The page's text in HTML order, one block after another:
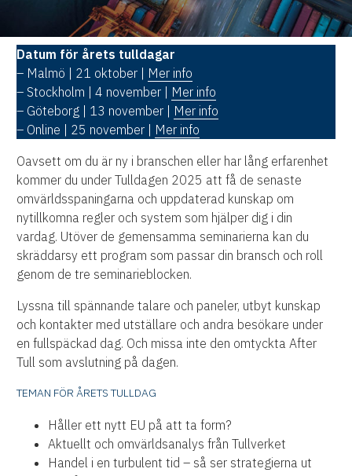
Datum för årets tulldagar
– Malmö | 21 oktober | Mer info
– Stockholm | 4 november | Mer info
– Göteborg | 13 november | Mer info
– Online | 25 november | Mer info
Oavsett om du är ny i branschen eller har lång erfarenhet
kommer du under Tulldagen 2025 att få de senaste
omvärldsspaningarna och uppdaterad kunskap om
nytillkomna regler och system som hjälper dig i din
vardag. Utöver de gemensamma seminarierna kan du
skräddarsy ett program som passar din bransch och roll
genom de tre seminarieblocken.
Lyssna till spännande talare och paneler, utbyt kunskap
och kontakter med utställare och andra besökare under
en fullspäckad dag. Och missa inte den omtyckta After
Tull som avslutning på dagen.
TEMAN FÖR ÅRETS TULLDAG
Håller ett nytt EU på att ta form?
Aktuellt och omvärldsanalys från Tullverket
Handel i en turbulent tid – så ser strategierna ut